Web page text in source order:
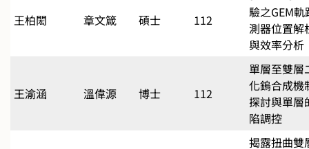
王柏閎 章文箴 碩士 112
驗之GEM軌
測器位置解
與效率分析
王渝涵 溫偉源 博士 112
單層至雙層
化鎢合成機
探討與單層
陷調控
揭露扭曲雙